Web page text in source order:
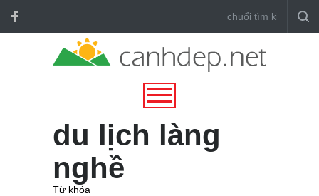
du lịch làng
nghề
Từ khóa